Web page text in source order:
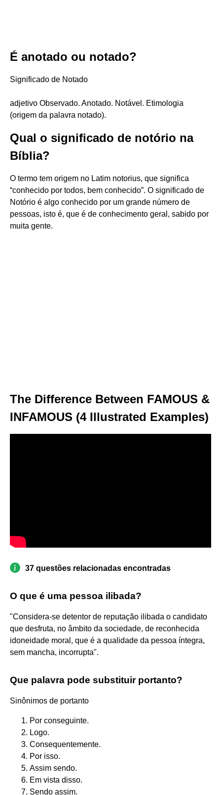
É anotado ou notado?
Significado de Notado
adjetivo Observado. Anotado. Notável. Etimologia
(origem da palavra notado).
Qual o significado de notório na
Bíblia?
O termo tem origem no Latim notorius, que significa
“conhecido por todos, bem conhecido”. O significado de
Notório é algo conhecido por um grande número de
pessoas, isto é, que é de conhecimento geral, sabido por
muita gente.
The Difference Between FAMOUS &
INFAMOUS (4 Illustrated Examples)
37 questões relacionadas encontradas
O que é uma pessoa ilibada?
"Considera-se detentor de reputação ilibada o candidato
que desfruta, no âmbito da sociedade, de reconhecida
idoneidade moral, que é a qualidade da pessoa íntegra,
sem mancha, incorrupta".
Que palavra pode substituir portanto?
Sinônimos de portanto
Por conseguinte.
Logo.
Consequentemente.
Por isso.
Assim sendo.
Em vista disso.
Sendo assim.